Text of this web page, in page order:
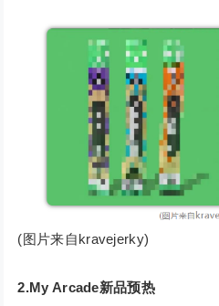
(图片来自kravejerky)
2.My Arcade新品预热